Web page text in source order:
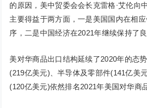
的原因，美中贸委会会长克雷格·艾伦向
主要得益于两方面，一是美国国内在相
序，二是中国经济在2021年继续保持了良
美对华商品出口结构延续了2020年的态
(219亿美元)、半导体及零部件(141亿美
(120亿美元)依然排名2021年美国对华商